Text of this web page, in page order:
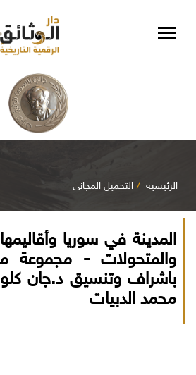
الرئيسية التحميل المجاني
المدينة في سوريا
والمتحولات - مجموعة
باشراف وتنسيق د.جان
محمد الدبيات